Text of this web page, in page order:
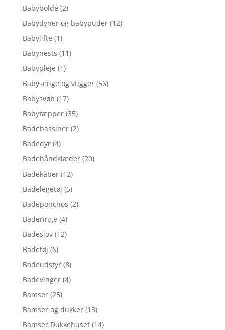
Babybolde (2)
Babydyner og babypuder (12)
Babylifte (1)
Babynests (11)
Babypleje (1)
Babysenge og vugger (56)
Babysvøb (17)
Babytæpper (35)
Badebassiner (2)
Badedyr (4)
Badehåndklæder (20)
Badekåber (12)
Badelegetøj (5)
Badeponchos (2)
Baderinge (4)
Badesjov (12)
Badetøj (6)
Badeudstyr (8)
Badevinger (4)
Bamser (25)
Bamser og dukker (13)
Bamser,Dukkehuset (14)